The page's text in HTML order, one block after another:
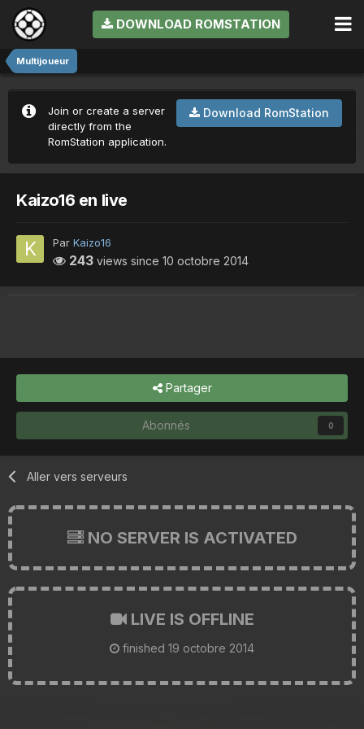
DOWNLOAD ROMSTATION
Multijoueur
Download RomStation
Join or create a server
directly from the
RomStation application.
Kaizo16 en live
Par Kaizo16
243 views since 10 octobre 2014
Partager
Abonnés 0
Aller vers serveurs
NO SERVER IS ACTIVATED
LIVE IS OFFLINE
finished 19 octobre 2014